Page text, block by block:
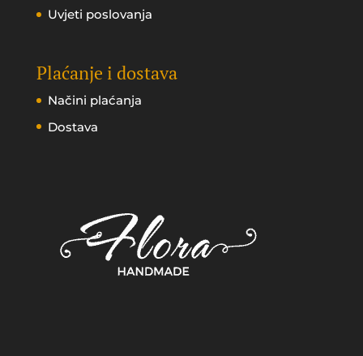
Uvjeti poslovanja
Plaćanje i dostava
Načini plaćanja
Dostava